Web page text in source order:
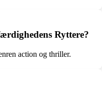
Ryttere?
action og thriller.